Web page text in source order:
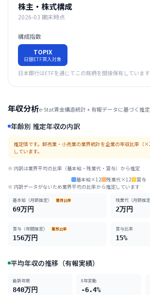
株主・株式構成
2026-03 期末時点
構成指数
TOPIX
日銀ETF買入対象
日本銀行はETFを通じてこの銘柄を間接保有しています
年収分析e-Stat賃金構造統計 + 有報データに基づく推定
年齢別 推定年収の内訳
推定値です。 卸売業・小売業の業界統計を企業の年収比率（×
しています。
※ 内訳は業界平均の比率（基本給・残業代・賞与）から推定
基本給×12
残業代×12
賞与
※ 内訳データがないため業界平均の比率から推定しています
基本給（月額推定） 業界比率
69万円
残業代（月額推定
2万円
賞与（年間推定） 業界比率
156万円
賞与比率
15%
平均年収の推移（有報実績）
最新年度
840万円
8年変動
-6.4%